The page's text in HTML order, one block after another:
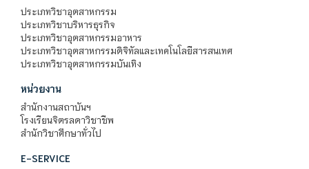
ประเภทวิชาอุตสาหกรรม
ประเภทวิชาบริหารธุรกิจ
ประเภทวิชาอุตสาหกรรมอาหาร
ประเภทวิชาอุตสาหกรรมดิจิทัลและเทคโนโลยีสารสนเทศ
ประเภทวิชาอุตสาหกรรมบันเทิง
หน่วยงาน
สำนักงานสถาบันฯ
โรงเรียนจิตรลดาวิชาชีพ
สำนักวิชาศึกษาทั่วไป
E-SERVICE